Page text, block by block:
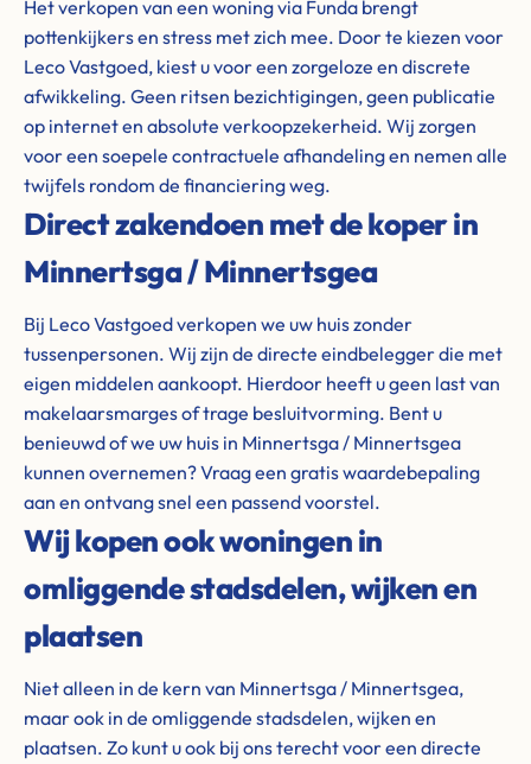
Het verkopen van een woning via Funda brengt
pottenkijkers en stress met zich mee. Door te kiezen voor
Leco Vastgoed, kiest u voor een zorgeloze en discrete
afwikkeling. Geen ritsen bezichtigingen, geen publicatie
op internet en absolute verkoopzekerheid. Wij zorgen
voor een soepele contractuele afhandeling en nemen alle
twijfels rondom de financiering weg.
Direct zakendoen met de koper in
Minnertsga / Minnertsgea
Bij Leco Vastgoed verkopen we uw huis zonder
tussenpersonen. Wij zijn de directe eindbelegger die met
eigen middelen aankoopt. Hierdoor heeft u geen last van
makelaarsmarges of trage besluitvorming. Bent u
benieuwd of we uw huis in Minnertsga / Minnertsgea
kunnen overnemen? Vraag een gratis waardebepaling
aan en ontvang snel een passend voorstel.
Wij kopen ook woningen in
omliggende stadsdelen, wijken en
plaatsen
Niet alleen in de kern van Minnertsga / Minnertsgea,
maar ook in de omliggende stadsdelen, wijken en
plaatsen. Zo kunt u ook bij ons terecht voor een directe